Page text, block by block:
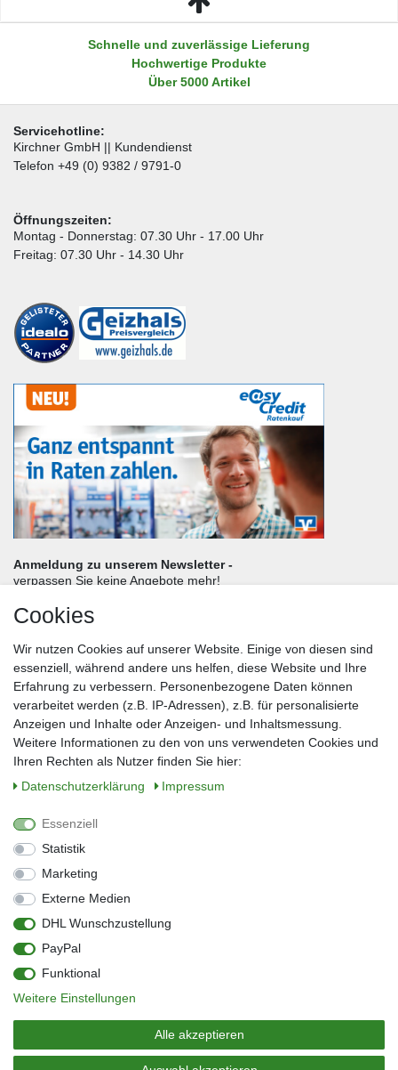
Schnelle und zuverlässige Lieferung
Hochwertige Produkte
Über 5000 Artikel
Servicehotline:
Kirchner GmbH || Kundendienst
Telefon +49 (0) 9382 / 9791-0
Öffnungszeiten:
Montag - Donnerstag: 07.30 Uhr - 17.00 Uhr
Freitag: 07.30 Uhr - 14.30 Uhr
Anmeldung zu unserem Newsletter -
verpassen Sie keine Angebote mehr!
Nachname*
E-Mail*
Sie können den Newsletter jederzeit kostenlos abbestellen.
** gilt für Lieferungen innerhalb Deutschlands, Lieferzeiten für andere Länder
entnehmen Sie bitte der Schaltfläche mit den Versandinformationen
Widerrufs­recht
Kontakt
Barrierefreiheitserklärung
Zahlung & Versand
Vertrag widerrufen
© Copyright 2026 | Alle Rechte vorbehalten.
Cookies
Wir nutzen Cookies auf unserer Website. Einige von diesen sind
essenziell, während andere uns helfen, diese Website und Ihre
Erfahrung zu verbessern. Personenbezogene Daten können
verarbeitet werden (z.B. IP-Adressen), z.B. für personalisierte
Anzeigen und Inhalte oder Anzeigen- und Inhaltsmessung.
Weitere Informationen zu den von uns verwendeten Cookies und
Ihren Rechten als Nutzer finden Sie hier:
Daten­schutz­erklärung
Impressum
Essenziell
Statistik
Marketing
Externe Medien
DHL Wunschzustellung
PayPal
Funktional
Weitere Einstellungen
Alle akzeptieren